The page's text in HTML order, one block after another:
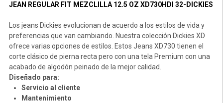
JEAN REGULAR FIT MEZCLILLA 12.5 OZ XD730HDI 32-DICKIES
Los jeans Dickies evolucionan de acuerdo a los estilos de vida y
preferencias que van cambiando. Nuestra colección Dickies XD
ofrece varias opciones de estilos. Estos Jeans XD730 tienen el
corte clásico de pierna recta pero con una tela Premium con una
acabado de algodón peinado de la mejor calidad.
Diseñado para:
Servicio al cliente
Mantenimiento